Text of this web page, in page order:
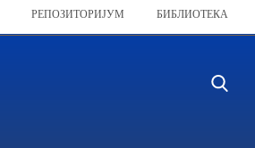
РЕПОЗИТОРИЈУМ БИБЛИОТЕКА